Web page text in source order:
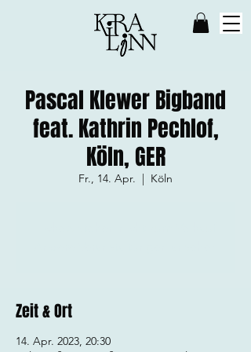
Pascal Klewer Bigband
feat. Kathrin Pechlof,
Köln, GER
Fr., 14. Apr.
  |
Köln
Zeit & Ort
14. Apr. 2023, 20:30